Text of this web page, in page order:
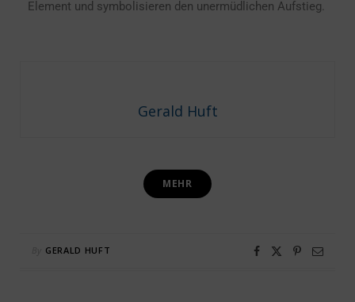
Element und symbolisieren den unermüdlichen Aufstieg.
Gerald Huft
MEHR
GERALD HUFT